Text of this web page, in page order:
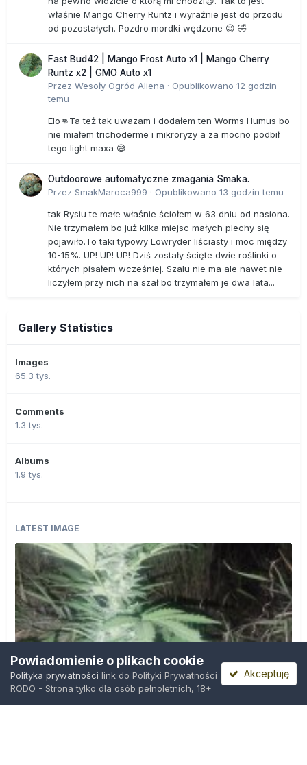
właśnie Mango Cherry Runtz i wyraźnie jest do przodu
od pozostałych. Pozdro mordki wędzone 😉 🤣
Fast Bud42 | Mango Frost Auto x1 | Mango Cherry
Runtz x2 | GMO Auto x1
Przez Wesoły Ogród Aliena · Opublikowano 12 godzin
temu
Elo👊Ta też tak uwazam i dodałem ten Worms Humus bo
nie miałem trichoderme i mikroryzy a za mocno podbił
tego light maxa 😅
Outdoorowe automatyczne zmagania Smaka.
Przez SmakMaroca999 · Opublikowano 13 godzin temu
tak Rysiu te małe właśnie ściołem w 63 dniu od nasiona.
Nie trzymałem bo już kilka miejsc małych plechy się
pojawiło.To taki typowy Lowryder liściasty i moc między
10-15%. UP! UP! UP! Dziś zostały ścięte dwie roślinki o
których pisałem wcześniej. Szalu nie ma ale nawet nie
liczyłem przy nich na szał bo trzymałem je dwa lata...
Gallery Statistics
Images
65.3 tys.
Comments
1.3 tys.
Albums
1.9 tys.
LATEST IMAGE
Powiadomienie o plikach cookie
Polityka prywatności link do Polityki Prywatności
RODO - Strona tylko dla osób pełnoletnich, 18+
Akceptuję